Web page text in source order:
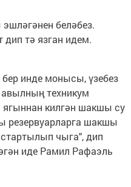
беләбез.
дип тә язган идем.
инде монысы, үзебез
техникум
ягыннан килгән шакшы су
резервуарларга шакшы
чыга", дип
иде Рамил Рафаэль